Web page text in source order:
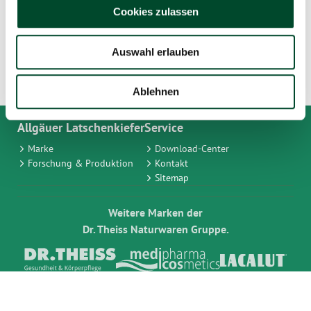
Cookies zulassen
Auswahl erlauben
Ablehnen
Allgäuer Latschenkiefer
Marke
Forschung & Produktion
Service
Download-Center
Kontakt
Sitemap
Weitere Marken der
Dr. Theiss Naturwaren Gruppe.